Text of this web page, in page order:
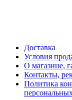
Доставка
Условия
О магазине,
Контакты,
Политика